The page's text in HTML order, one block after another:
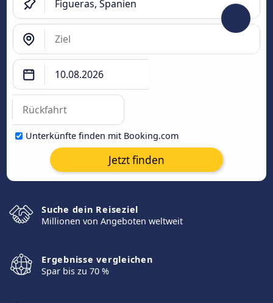
Unterkünfte finden mit Booking.com
Jetzt finden
Suche dein Reiseziel
Millionen von Angeboten weltweit
Ergebnisse vergleichen
Spar bis zu 70 %